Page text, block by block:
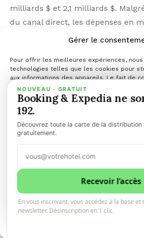
Gérer le
Pour offrir les meilleures expériences,
technologies telles que les cookies pour
aux informations des appareils. Le fait de
technologies nous permettra de traiter des
comportement de navigation ou les ID
de ne pas consentir ou de retirer son
effet négatif sur certaines caractéristiques
Gérer les services
Accepter
Refuser
Voir les
milliards $ et 2,1 milliards $.
du canal direct, les dépenses en
restent cruciales. La stratégie
Lire la suite…
NOUVEAU · GRATUIT
Booking & Expedia ne
192.
Découvrez toute la carte de la
gratuitement.
Recevoir l’accès
En vous inscrivant, vous accédez à la base et
newsletter. Désinscription en 1 clic.